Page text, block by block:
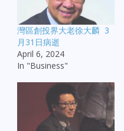
灣區創投界大老徐大麟 3
月31日病逝
April 6, 2024
In "Business"